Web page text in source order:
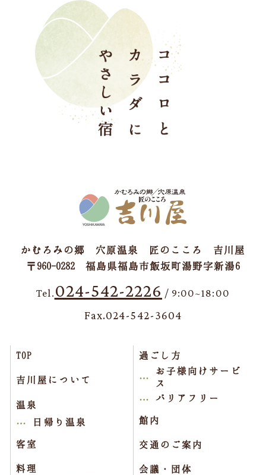
かむろみの郷 穴原温泉 匠のこころ 吉川屋
〒960-0282 福島県福島市飯坂町湯野字新湯6
Tel. 024-542-2226 / 9:00~18:00
Fax.024-542-3604
TOP
吉川屋について
温泉
日帰り温泉
客室
料理
過ごし方
お子様向けサービ
ス
バリアフリー
館内
交通のご案内
会議・団体